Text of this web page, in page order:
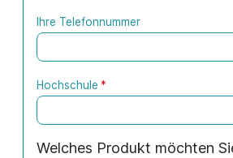
Ihre Telefonnummer
Hochschule *
Welches Produkt möchten